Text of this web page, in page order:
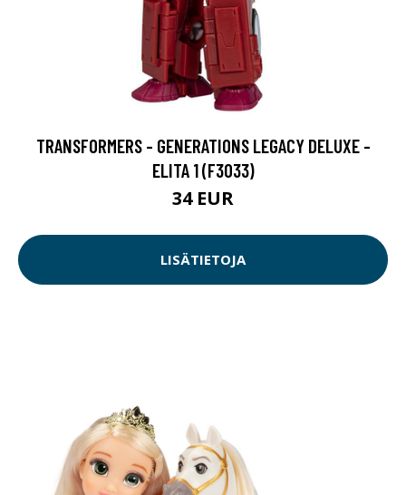
TRANSFORMERS - GENERATIONS LEGACY DELUXE -
ELITA 1 (F3033)
34 EUR
LISÄTIETOJA